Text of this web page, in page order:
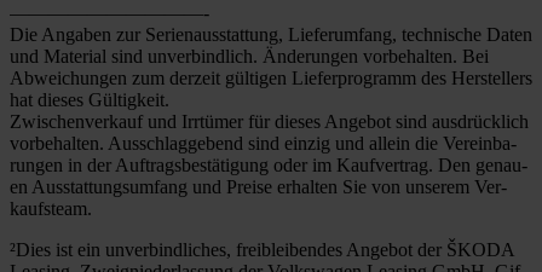
——————————-
Die Anga­ben zur Seri­en­aus­stat­tung, Lie­fer­um­fang, tech­ni­sche Daten
und Mate­ri­al sind unver­bind­lich. Ände­run­gen vor­be­hal­ten. Bei
Abwei­chun­gen zum der­zeit gül­ti­gen Lie­fer­pro­gramm des Her­stel­lers
hat die­ses Gül­tig­keit.
Zwi­schen­ver­kauf und Irr­tü­mer für die­ses Ange­bot sind aus­drück­lich
vor­be­hal­ten. Aus­schlag­ge­bend sind ein­zig und allein die Ver­ein­ba­
run­gen in der Auf­trags­be­stä­ti­gung oder im Kauf­ver­trag. Den genau­
en Aus­stat­tungs­um­fang und Prei­se erhal­ten Sie von unse­rem Ver­
kaufs­team.
²Dies ist ein unver­bind­li­ches, frei­blei­ben­des Ange­bot der ŠKODA